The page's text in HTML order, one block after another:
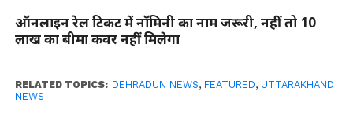
ऑनलाइन रेल टिकट में नॉमिनी का नाम जरूरी, नहीं तो 10
लाख का बीमा कवर नहीं मिलेगा
RELATED TOPICS: DEHRADUN NEWS, FEATURED, UTTARAKHAND
NEWS